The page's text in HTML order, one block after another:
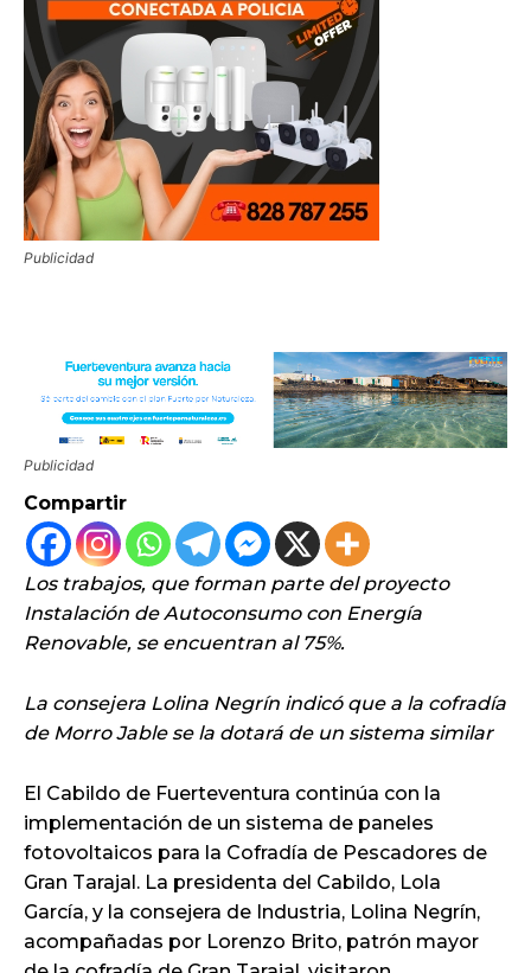
Publicidad
Publicidad
Compartir
Los trabajos, que forman parte del proyecto
Instalación de Autoconsumo con Energía
Renovable, se encuentran al 75%.
La consejera Lolina Negrín indicó que a la cofradía
de Morro Jable se la dotará de un sistema similar
El Cabildo de Fuerteventura continúa con la
implementación de un sistema de paneles
fotovoltaicos para la Cofradía de Pescadores de
Gran Tarajal. La presidenta del Cabildo, Lola
García, y la consejera de Industria, Lolina Negrín,
acompañadas por Lorenzo Brito, patrón mayor